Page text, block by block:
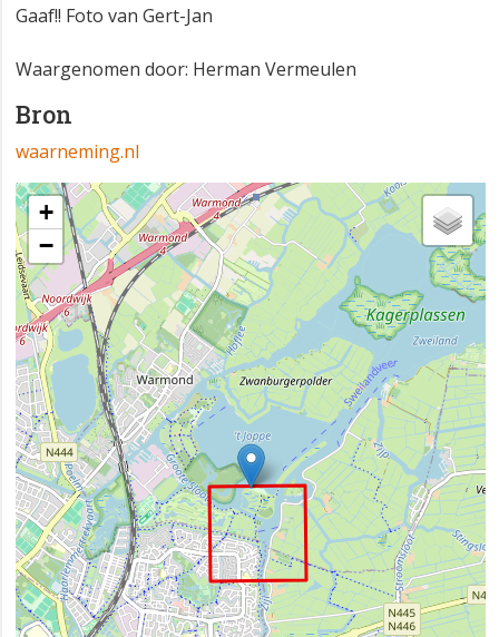
Gaaf!! Foto van Gert-Jan
Waargenomen door: Herman Vermeulen
Bron
waarneming.nl
+
−